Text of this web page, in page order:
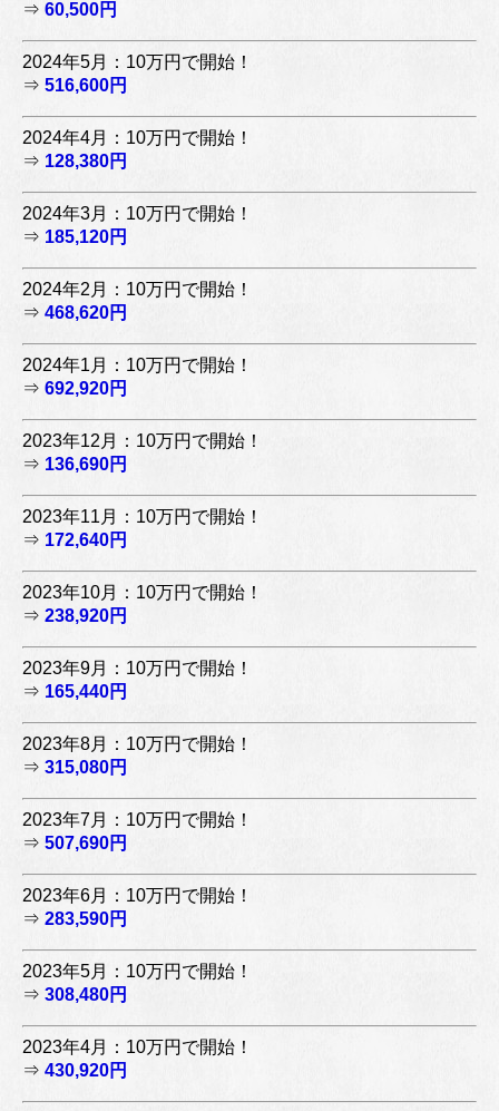
⇒ 60,500円
2024年5月：10万円で開始！
⇒ 516,600円
2024年4月：10万円で開始！
⇒ 128,380円
2024年3月：10万円で開始！
⇒ 185,120円
2024年2月：10万円で開始！
⇒ 468,620円
2024年1月：10万円で開始！
⇒ 692,920円
2023年12月：10万円で開始！
⇒ 136,690円
2023年11月：10万円で開始！
⇒ 172,640円
2023年10月：10万円で開始！
⇒ 238,920円
2023年9月：10万円で開始！
⇒ 165,440円
2023年8月：10万円で開始！
⇒ 315,080円
2023年7月：10万円で開始！
⇒ 507,690円
2023年6月：10万円で開始！
⇒ 283,590円
2023年5月：10万円で開始！
⇒ 308,480円
2023年4月：10万円で開始！
⇒ 430,920円